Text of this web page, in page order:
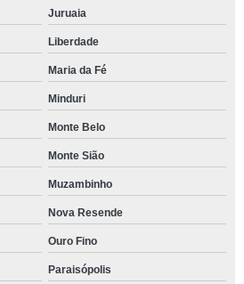
Juruaia
Liberdade
Maria da Fé
Minduri
Monte Belo
Monte Sião
Muzambinho
Nova Resende
Ouro Fino
Paraisópolis